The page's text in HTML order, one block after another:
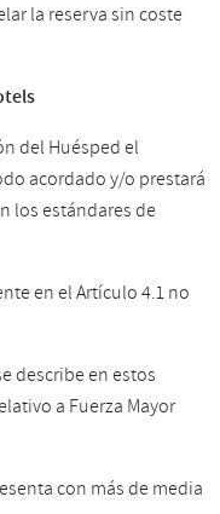
la reserva sin coste
del Huésped el
acordado y/o prestará
los estándares de
en el Artículo 4.1 no
describe en estos
a Fuerza Mayor
con más de media